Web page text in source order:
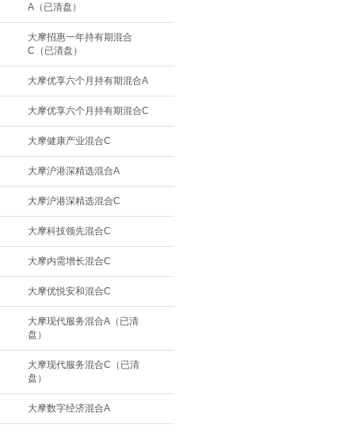
A（已清盘）
大摩招惠一年持有期混合
C（已清盘）
大摩优享六个月持有期混合A
大摩优享六个月持有期混合C
大摩健康产业混合C
大摩沪港深精选混合A
大摩沪港深精选混合C
大摩科技领先混合C
大摩内需增长混合C
大摩优悦安和混合C
大摩现代服务混合A（已清
盘）
大摩现代服务混合C（已清
盘）
大摩数字经济混合A